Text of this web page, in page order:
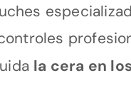
la cera en